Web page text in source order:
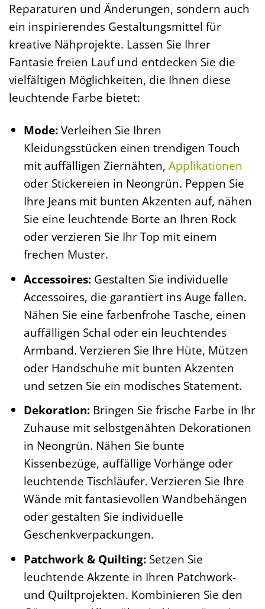
Reparaturen und Änderungen, sondern auch
ein inspirierendes Gestaltungsmittel für
kreative Nähprojekte. Lassen Sie Ihrer
Fantasie freien Lauf und entdecken Sie die
vielfältigen Möglichkeiten, die Ihnen diese
leuchtende Farbe bietet:
Mode:Verleihen Sie Ihren
Kleidungsstücken einen trendigen Touch
mit auffälligen Ziernähten, Applikationen
oder Stickereien in Neongrün. Peppen Sie
Ihre Jeans mit bunten Akzenten auf, nähen
Sie eine leuchtende Borte an Ihren Rock
oder verzieren Sie Ihr Top mit einem
frechen Muster.
Accessoires:Gestalten Sie individuelle
Accessoires, die garantiert ins Auge fallen.
Nähen Sie eine farbenfrohe Tasche, einen
auffälligen Schal oder ein leuchtendes
Armband. Verzieren Sie Ihre Hüte, Mützen
oder Handschuhe mit bunten Akzenten
und setzen Sie ein modisches Statement.
Dekoration:Bringen Sie frische Farbe in Ihr
Zuhause mit selbstgenähten Dekorationen
in Neongrün. Nähen Sie bunte
Kissenbezüge, auffällige Vorhänge oder
leuchtende Tischläufer. Verzieren Sie Ihre
Wände mit fantasievollen Wandbehängen
oder gestalten Sie individuelle
Geschenkverpackungen.
Patchwork & Quilting:Setzen Sie
leuchtende Akzente in Ihren Patchwork-
und Quiltprojekten. Kombinieren Sie den